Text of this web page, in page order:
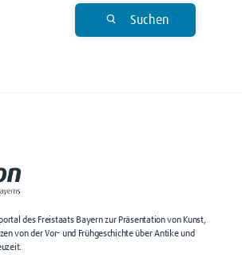
Suchen
des Freistaats Bayern zur Präsentation von Kunst,
von der Vor- und Frühgeschichte über Antike und